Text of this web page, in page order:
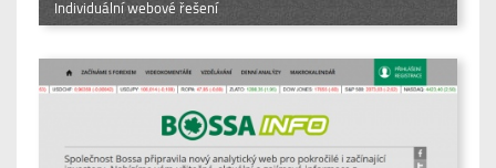
Individuální webové řešení